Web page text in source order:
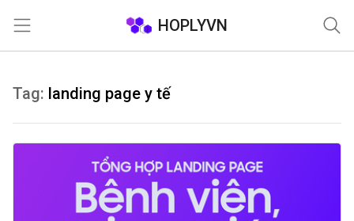
HOPLYVN
Tag: landing page y tế